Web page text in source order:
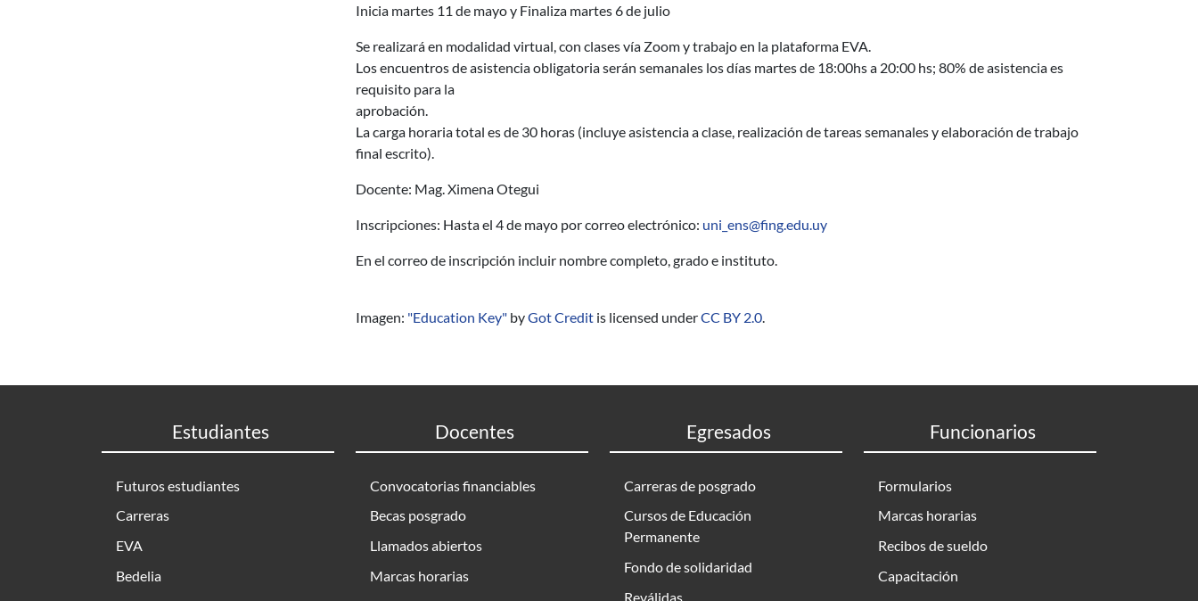
Inicia martes 11 de mayo y Finaliza martes 6 de julio
Se realizará en modalidad virtual, con clases vía Zoom y trabajo en la plataforma EVA.
Los encuentros de asistencia obligatoria serán semanales los días martes de 18:00hs a 20:00 hs; 80% de asistencia es
requisito para la
aprobación.
La carga horaria total es de 30 horas (incluye asistencia a clase, realización de tareas semanales y elaboración de trabajo
final escrito).
Docente: Mag. Ximena Otegui
Inscripciones: Hasta el 4 de mayo por correo electrónico: uni_ens@fing.edu.uy
En el correo de inscripción incluir nombre completo, grado e instituto.
Imagen: "Education Key" byGot Credit is licensed underCC BY 2.0.
Estudiantes
Futuros estudiantes
Carreras
EVA
Bedelia
Docentes
Convocatorias financiables
Becas posgrado
Llamados abiertos
Marcas horarias
Egresados
Carreras de posgrado
Cursos de Educación
Permanente
Fondo de solidaridad
Reválidas
Funcionarios
Formularios
Marcas horarias
Recibos de sueldo
Capacitación